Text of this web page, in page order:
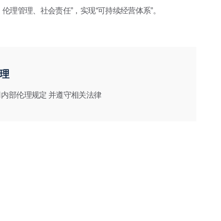
理管理、社会责任”，实现“可持续经营体系”。
部伦理规定 并遵守相关法律